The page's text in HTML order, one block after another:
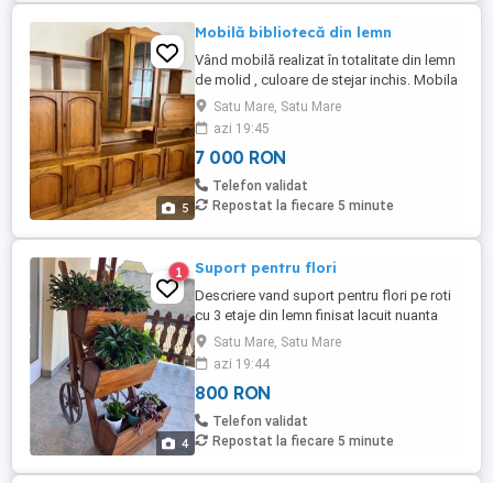
5
Mobilă bibliotecă din lemn
Vând mobilă realizat în totalitate din lemn
de molid , culoare de stejar inchis. Mobila
a fost realizat la comandă foarte puțin a
fost folosit . Mobilă se prezintă ca nou .
Dimensiunea mobilei este de 3metri
lungime . Prețul de vânzare este de 7000
de lei . Informații la nr de tel
Satu Mare, Satu Mare
azi 19:45
7 000 RON
Telefon validat
Repostat la fiecare 5 minute
4
1 Suport pentru flori
Descriere vand suport pentru flori pe roti
cu 3 etaje din lemn finisat lacuit nuanta
stejar produsul este nou nefolosit pretul
800 lei informatiila nr tel
Satu Mare, Satu Mare
azi 19:44
800 RON
Telefon validat
Repostat la fiecare 5 minute